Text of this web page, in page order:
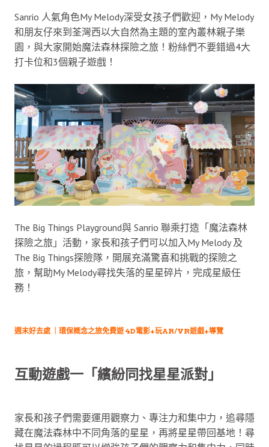
Sanrio 人氣角色My Melody深受女孩子們歡迎，My Melody
和朋友仔來到荃灣西以大自然為主題的室內叢林親子樂
園，與大家開始魔法森林探險之旅！粉絲們不要錯過4大
打卡位和3個親子遊戲！
The Big Things Playground與 Sanrio 聯乘打造「魔法森林
探險之旅」活動，家長和孩子們可以加入My Melody 及
The Big Things探險隊，開展充滿驚喜和挑戰的探險之
旅，幫助My Melody尋找失落的星星碎片，完成星級任
務！
週末好去處 ｜環保概念之旅免費遊 4D電影+玩AR/VR遊戲+導覽
互動遊戲一「繽紛同找星星派對」
家長和孩子們需要運用觀察力、專注力和集中力，追尋隱
藏在魔法森林中不同角落的星星，再將星星帶回基地！尋